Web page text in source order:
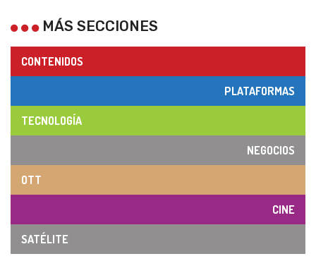
MÁS SECCIONES
CONTENIDOS
PLATAFORMAS
TECNOLOGÍA
NEGOCIOS
OTT
CINE
SATÉLITE